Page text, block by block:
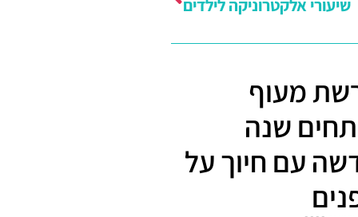
שיעורי אלקטרוניקה לילדים
מעוף
שנה
עם חיוך על